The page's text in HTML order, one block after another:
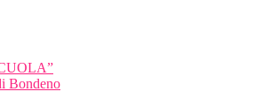
Bondeno